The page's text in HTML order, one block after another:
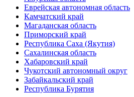
Еврейская автономная область
Камчатский край
Магаданская область
Приморский край
Республика Саха (Якутия)
Сахалинская область
Хабаровский край
Чукотский автономный округ
Забайкальский край
Республика Бурятия